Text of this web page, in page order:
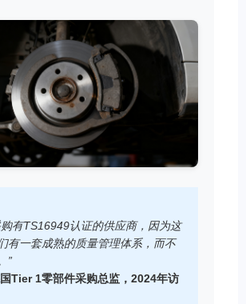
购有TS16949认证的供应商，因为这
有一套成熟的质量管理体系，而不
”
Tier 1零部件采购总监，2024年访